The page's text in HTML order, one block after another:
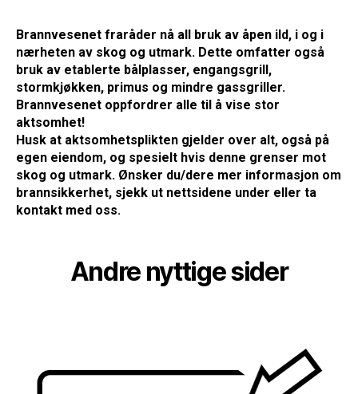
Brannvesenet fraråder nå all bruk av åpen ild, i og i
nærheten av skog og utmark. Dette omfatter også
bruk av etablerte bålplasser, engangsgrill,
stormkjøkken, primus og mindre gassgriller.
Brannvesenet oppfordrer alle til å vise stor
aktsomhet!
Husk at aktsomhetsplikten gjelder over alt, også på
egen eiendom, og spesielt hvis denne grenser mot
skog og utmark. Ønsker du/dere mer informasjon om
brannsikkerhet, sjekk ut nettsidene under eller ta
kontakt med oss.
Andre nyttige sider